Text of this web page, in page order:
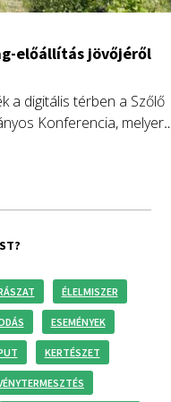
előállítás jövőjéről
a digitális térben a Szőlő
Konferencia, melyert
közösen
ÉLELMISZER
ESEMÉNYEK
KERTÉSZET